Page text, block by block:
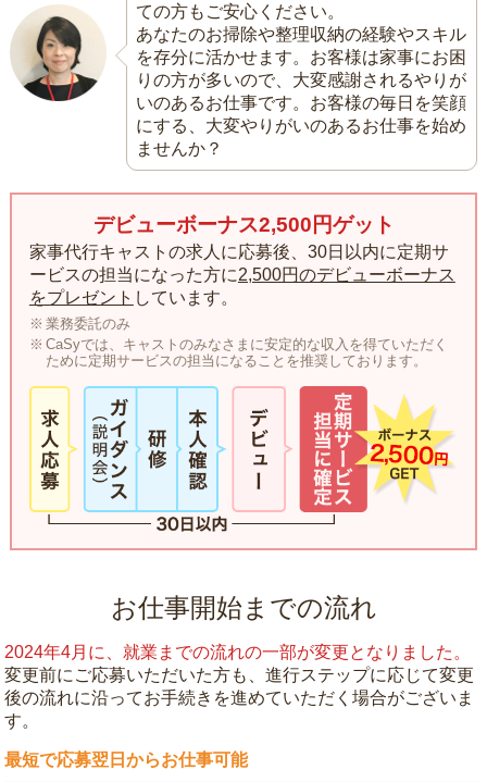
ての方もご安心ください。
あなたのお掃除や整理収納の経験やスキル
を存分に活かせます。お客様は家事にお困
りの方が多いので、大変感謝されるやりが
いのあるお仕事です。お客様の毎日を笑顔
にする、大変やりがいのあるお仕事を始め
ませんか？
デビューボーナス2,500円ゲット
家事代行キャストの求人に応募後、30日以内に定期サ
ービスの担当になった方に2,500円のデビューボーナス
をプレゼント しています。
業務委託のみ
CaSyでは、キャストのみなさまに安定的な収入を得ていただく
ために定期サービスの担当になることを推奨しております。
お仕事開始までの流れ
2024年4月に、就業までの流れの一部が変更となりました。
変更前にご応募いただいた方も、進行ステップに応じて変更
後の流れに沿ってお手続きを進めていただく場合がございま
す。
最短で応募翌日からお仕事可能